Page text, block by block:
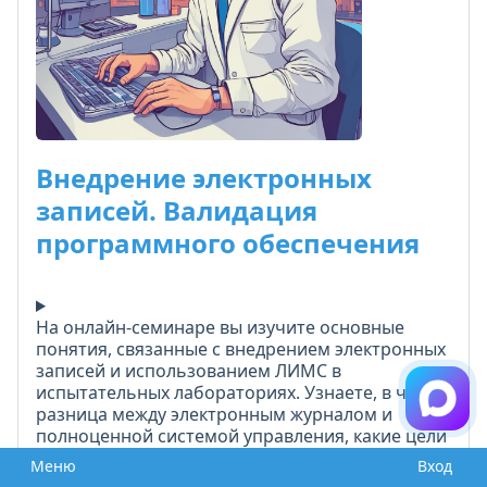
Внедрение электронных
записей. Валидация
программного обеспечения
На онлайн-семинаре вы изучите основные
понятия, связанные с внедрением электронных
записей и использованием ЛИМС в
испытательных лабораториях. Узнаете, в чём
разница между электронным журналом и
полноценной системой управления, какие цели
стоят перед лабораториями при
автоматизации и чего можно ожидать от
Показать полностью...
Меню Вход